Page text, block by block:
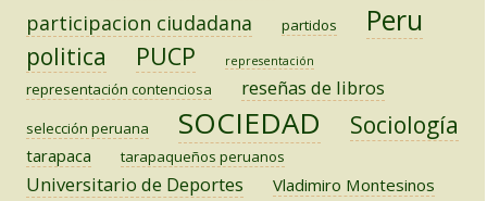
participacion ciudadana partidos Peru
politica PUCP representación
representación contenciosa reseñas de libros
selección peruana SOCIEDAD Sociología
tarapaca tarapaqueños peruanos
Universitario de Deportes Vladimiro Montesinos